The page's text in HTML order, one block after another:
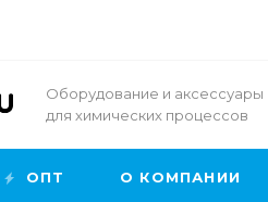
Оборудование и аксессуары
для химических процессов
ОПТ О КОМПАНИИ